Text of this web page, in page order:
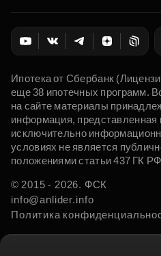
Ипотека от Сбербанк
еще 38 ипотечных программ.
на сайте материалы
информация, представленная
исключительно
условиях не является
положениями статьи 437 ГК
© 2015 - 2026. ФСК
info@anlider.info
Политика